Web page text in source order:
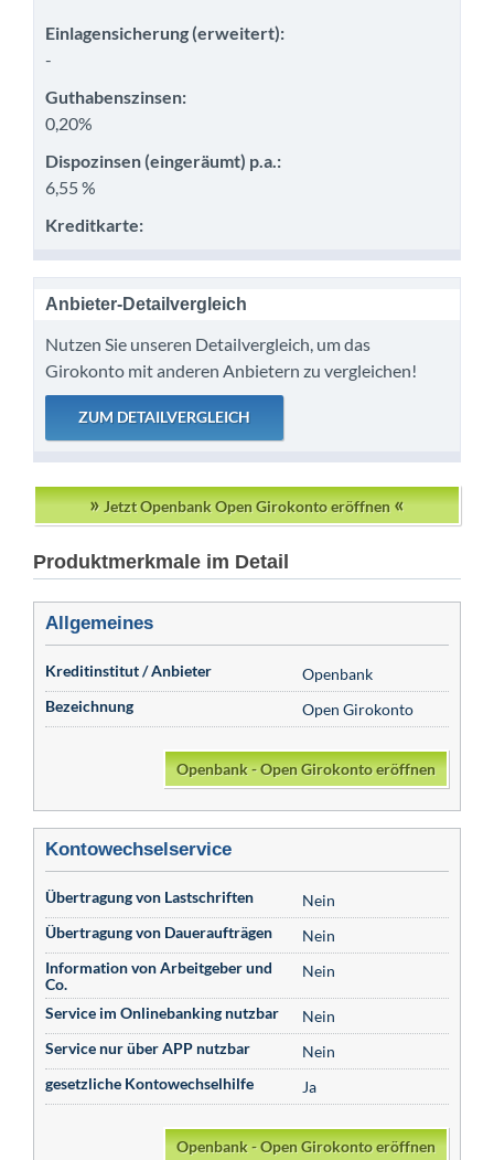
Einlagensicherung (erweitert):
-
Guthabenszinsen:
0,20%
Dispozinsen (eingeräumt) p.a.:
6,55 %
Kreditkarte:
Anbieter-Detailvergleich
Nutzen Sie unseren Detailvergleich, um das
Girokonto mit anderen Anbietern zu vergleichen!
» Jetzt Openbank Open Girokonto eröffnen«
Produktmerkmale im Detail
Allgemeines
Kreditinstitut / Anbieter
Openbank
Bezeichnung
Open Girokonto
Openbank - Open Girokonto eröffnen
Kontowechselservice
Übertragung von Lastschriften
Nein
Übertragung von Daueraufträgen
Nein
Information von Arbeitgeber und
Co.
Nein
Service im Onlinebanking nutzbar
Nein
Service nur über APP nutzbar
Nein
gesetzliche Kontowechselhilfe
Ja
Openbank - Open Girokonto eröffnen